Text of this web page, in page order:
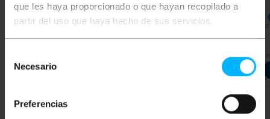
que les haya proporcionado o que hayan recopilado a
partir del uso que haya hecho de sus servicios.
Necesario
Preferencias
PVP
0,99 €
0,99 €VAT inc.
PVD
0,92 €
Ilość
PVP
6,79 €
6,79 €VAT inc.
PVD
6,53€
W 3